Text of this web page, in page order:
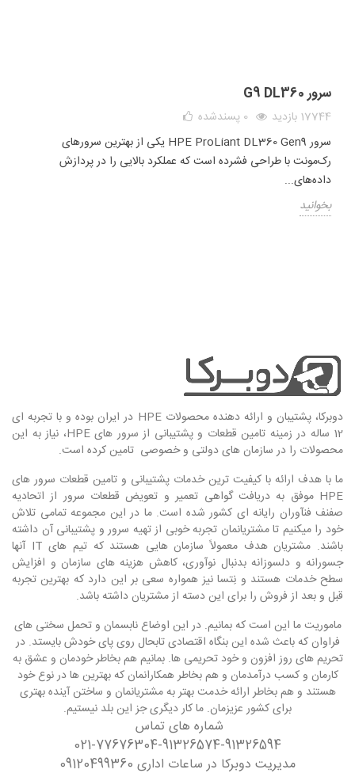
سرور G9 DL360
17744 بازدید 0 پسندشده
سرور HPE ProLiant DL360 Gen9 یکی از بهترین سرورهای
رک‌مونت با طراحی فشرده است که عملکرد بالایی را در پردازش
داده‌های...
بخوانید
دوبرکا، پشتیبان و ارائه دهنده محصولات HPE در ایران بوده و با تجربه ای
12 ساله در زمینه تامین قطعات و پشتیبانی از سرور های HPE، نیاز به این
محصولات را در سازمان های دولتی و خصوصی تامین کرده است.
ما با هدف ارائه با کیفیت ترین خدمات پشتیبانی و تامین قطعات سرور های
HPE موفق به دریافت گواهی تعمیر و تعویض قطعات سرور از اتحادیه
صفنف فنآوران رایانه ای کشور شده است. ما در این مجموعه تمامی تلاش
خود را میکنیم تا مشتریانمان تجربه خوبی از تهیه سرور و پشتیبانی آن داشته
باشند. مشتریان هدف معمولاً سازمان هایی هستند که تیم های IT آنها
جسورانه و دلسوزانه بدنبال نوآوری، کاهش هزینه های سازمان و افزایش
سطح خدمات هستند و نِتسا نیز همواره سعی بر این دارد که بهترین تجربه
قبل و بعد از فروش را برای این دسته از مشتریان داشته باشد.
ماموریت ما این است که بمانیم. در این اوضاع نابسمان و تحمل سختی های
فراوان که باعث شده این بنگاه اقتصادی تابحال روی پای خودش بایستد. در
تحریم های روز افزون و خود تحریمی ها. بمانیم هم بخاطر خودمان و عشق به
کارمان و کسب درآمدمان و هم بخاطر همکارانمان که بهترین ها در نوع خود
هستند و هم بخاطر ارائه خدمت بهتر به مشتریانمان و ساختن آینده بهتری
برای کشور عزیزمان. ما کار دیگری جز این بلد نیستیم.
شماره های تماس
021-77676304-91326574-91326594
مدیریت دوبرکا در ساعات اداری 09120499360